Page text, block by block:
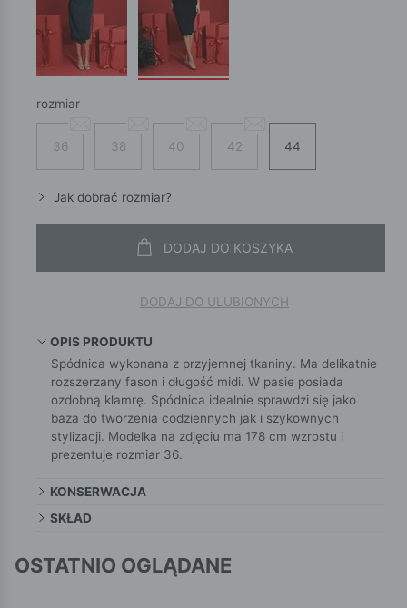
rozmiar
36 38 40 42 44
Jak dobrać rozmiar?
DODAJ DO KOSZYKA
DODAJ DO ULUBIONYCH
OPIS PRODUKTU
Spódnica wykonana z przyjemnej tkaniny. Ma delikatnie
rozszerzany fason i długość midi. W pasie posiada
ozdobną klamrę. Spódnica idealnie sprawdzi się jako
baza do tworzenia codziennych jak i szykownych
stylizacji. Modelka na zdjęciu ma 178 cm wzrostu i
prezentuje rozmiar 36.
KONSERWACJA
SKŁAD
OSTATNIO OGLĄDANE